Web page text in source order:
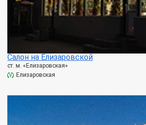
Салон на Елизаровской
ст. м. «Елизаровская»
Елизаровская